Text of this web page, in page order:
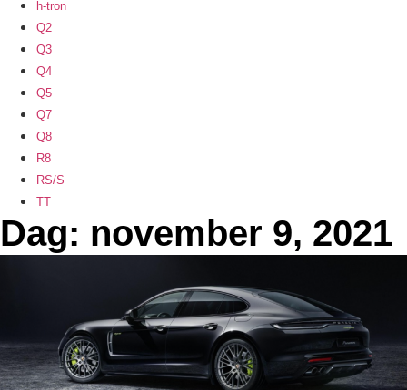
h-tron
Q2
Q3
Q4
Q5
Q7
Q8
R8
RS/S
TT
Dag: november 9, 2021